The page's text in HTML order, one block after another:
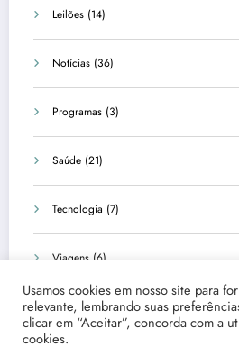
Leilões (14)
Notícias (36)
Programas (3)
Saúde (21)
Tecnologia (7)
Viagens (6)
Usamos cookies em nosso site para
relevante, lembrando suas
clicar em “Aceitar”, concorda com a
cookies.